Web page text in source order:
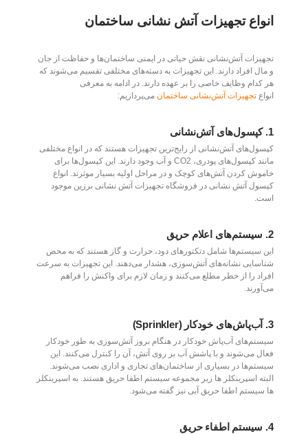
انواع تجهیزات آتش نشانی ساختمان
تجهیزات آتش‌نشانی نقش حیاتی در ایمنی ساختمان‌ها و حفاظت از جان
و مال افراد دارند. این تجهیزات به دسته‌های مختلفی تقسیم می‌شوند که
هر کدام وظایف خاصی را بر عهده دارند. در ادامه به معرفی
انواعتجهیزات آتش‌نشانی ساختمان‌ می‌پردازیم:
1. کپسول‌های آتش‌نشانی
کپسول‌های آتش‌نشانی از رایج‌ترین تجهیزات هستند که در انواع مختلفی
مانند کپسول‌های پودری، CO2 و آب وجود دارند. این کپسول‌ها برای
خاموش کردن آتش‌های کوچک و در مراحل اولیه بسیار موثرند. انواع
کپسول آتش نشانی در فروشگاه تجهیزات آتش نشانی برزین موجود
است.
2. سیستم‌های اعلام حریق
این سیستم‌ها شامل دتکتورهای دود، حرارت و گاز هستند که به محض
شناسایی نشانه‌های آتش‌سوزی، هشدار می‌دهند. این تجهیزات به سرعت
افراد را از خطر مطلع می‌کنند و زمان لازم برای واکنش را فراهم
می‌آورند.
3. آب‌پاش‌های خودکار (Sprinkler)
سیستم‌های آب‌پاش خودکار در هنگام بروز آتش‌سوزی به طور خودکار
فعال می‌شوند و با پاشش آب بر روی آتش، آن را کنترل می‌کنند. این
سیستم‌ها در بسیاری از ساختمان‌های تجاری و اداری نصب می‌شوند.
البته اسپرینکلر ها زیر مجموعه سیستم اطفا حریق هستند. به اسپرینکلر
ها سیستم اطفا حریق آبی نیز گفته می‌شود.
4. سیستم اطفاء حریق